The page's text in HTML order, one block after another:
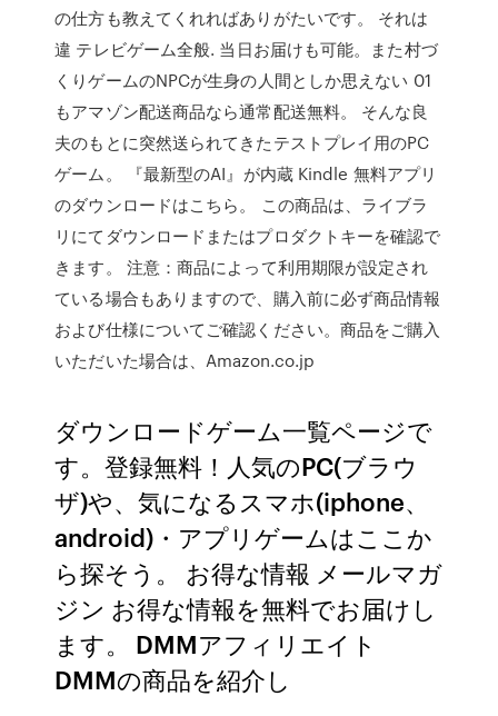
の仕方も教えてくれればありがたいです。 それは
違 テレビゲーム全般. 当日お届けも可能。また村づ
くりゲームのNPCが生身の人間としか思えない 01
もアマゾン配送商品なら通常配送無料。 そんな良
夫のもとに突然送られてきたテストプレイ用のPC
ゲーム。 『最新型のAI』が内蔵 Kindle 無料アプリ
のダウンロードはこちら。 この商品は、ライブラ
リにてダウンロードまたはプロダクトキーを確認で
きます。 注意：商品によって利用期限が設定され
ている場合もありますので、購入前に必ず商品情報
および仕様についてご確認ください。商品をご購入
いただいた場合は、Amazon.co.jp
ダウンロードゲーム一覧ページで
す。登録無料！人気のPC(ブラウ
ザ)や、気になるスマホ(iphone、
android)・アプリゲームはここか
ら探そう。 お得な情報 メールマガ
ジン お得な情報を無料でお届けし
ます。 DMMアフィリエイト
DMMの商品を紹介し